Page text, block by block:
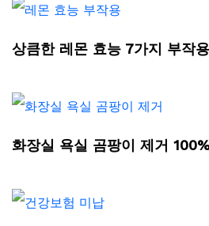
상큼한 레몬 효능 7가지 부작
화장실 욕실 곰팡이 제거